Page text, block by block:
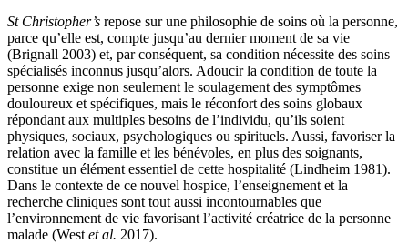
St Christopher’s repose sur une philosophie de soins où la personne,
parce qu’elle est, compte jusqu’au dernier moment de sa vie
(Brignall 2003) et, par conséquent, sa condition nécessite des soins
spécialisés inconnus jusqu’alors. Adoucir la condition de toute la
personne exige non seulement le soulagement des symptômes
douloureux et spécifiques, mais le réconfort des soins globaux
répondant aux multiples besoins de l’individu, qu’ils soient
physiques, sociaux, psychologiques ou spirituels. Aussi, favoriser la
relation avec la famille et les bénévoles, en plus des soignants,
constitue un élément essentiel de cette hospitalité (Lindheim 1981).
Dans le contexte de ce nouvel hospice, l’enseignement et la
recherche cliniques sont tout aussi incontournables que
l’environnement de vie favorisant l’activité créatrice de la personne
malade (Westet al. 2017).